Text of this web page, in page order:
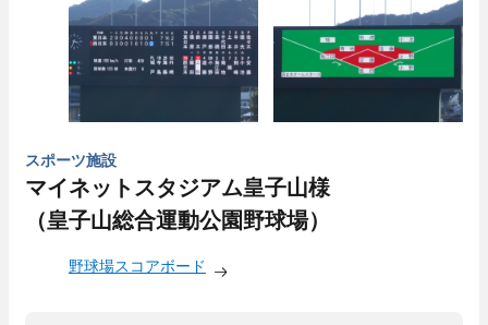
スポーツ施設
マイネットスタジアム皇子山様
（皇子山総合運動公園野球場）
野球場スコアボード